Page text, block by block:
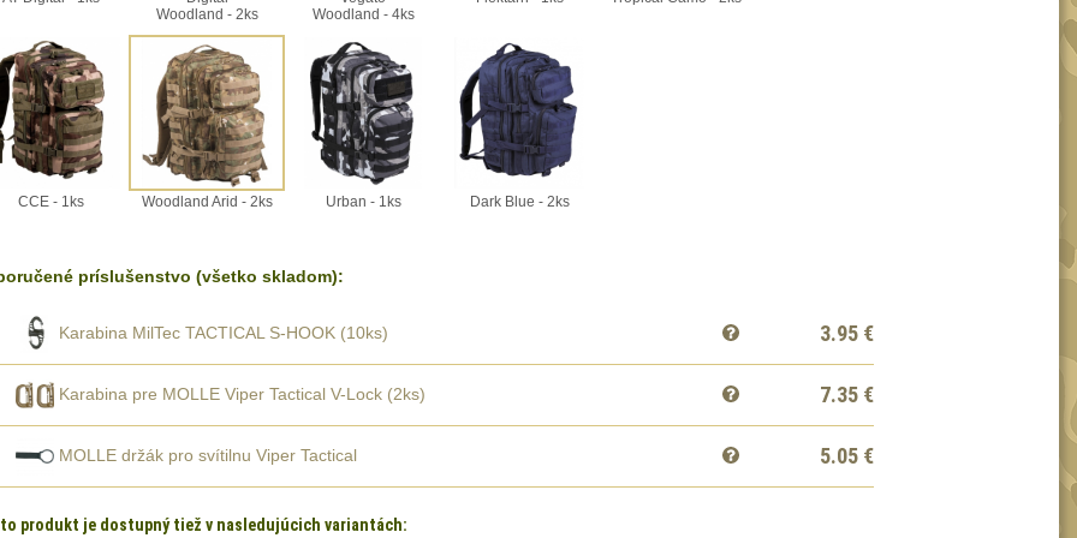
Woodland - 2ks
Woodland - 4ks
CCE - 1ks Woodland Arid - 2ks Urban - 1ks Dark Blue - 2ks
príslušenstvo (všetko skladom):
Karabina MilTec TACTICAL S-HOOK (10ks) 3.95 €
Karabina pre MOLLE Viper Tactical V-Lock (2ks) 7.35 €
MOLLE držák pro svítilnu Viper Tactical 5.05 €
produkt je dostupný tiež v nasledujúcich variantách: